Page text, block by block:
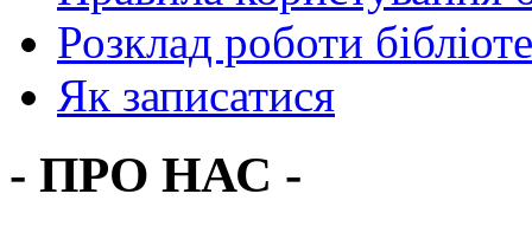
Розклад роботи
Як записатися
- ПРО НАС -